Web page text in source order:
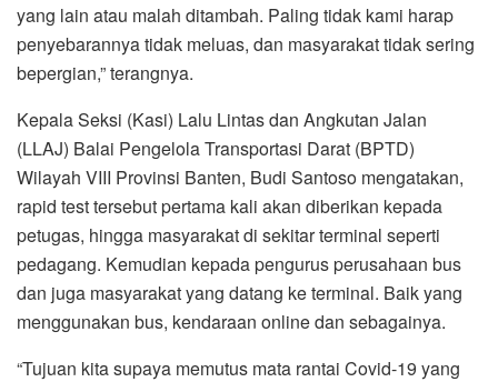
yang lain atau malah ditambah. Paling tidak kami harap
penyebarannya tidak meluas, dan masyarakat tidak sering
bepergian,” terangnya.
Kepala Seksi (Kasi) Lalu Lintas dan Angkutan Jalan
(LLAJ) Balai Pengelola Transportasi Darat (BPTD)
Wilayah VIII Provinsi Banten, Budi Santoso mengatakan,
rapid test tersebut pertama kali akan diberikan kepada
petugas, hingga masyarakat di sekitar terminal seperti
pedagang. Kemudian kepada pengurus perusahaan bus
dan juga masyarakat yang datang ke terminal. Baik yang
menggunakan bus, kendaraan online dan sebagainya.
“Tujuan kita supaya memutus mata rantai Covid-19 yang